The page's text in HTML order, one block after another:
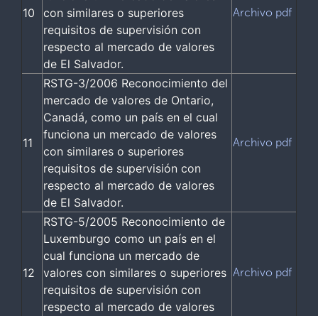
10
con similares o superiores
requisitos de supervisión con
respecto al mercado de valores
de El Salvador.
Archivo pdf
11
RSTG-3/2006 Reconocimiento del
mercado de valores de Ontario,
Canadá, como un país en el cual
funciona un mercado de valores
con similares o superiores
requisitos de supervisión con
respecto al mercado de valores
de El Salvador.
Archivo pdf
12
RSTG-5/2005 Reconocimiento de
Luxemburgo como un país en el
cual funciona un mercado de
valores con similares o superiores
requisitos de supervisión con
respecto al mercado de valores
Archivo pdf